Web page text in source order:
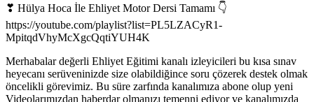
❣ Hülya Hoca İle Ehliyet Motor Dersi Tamamı 👇
https://youtube.com/playlist?list=PL5LZACyR1-
MpitqdVhyMcXgcQqtiYUH4K
Merhabalar değerli Ehliyet Eğitimi kanalı izleyicileri bu kısa sınav
heyecanı serüveninizde size olabildiğince soru çözerek destek olmak
öncelikli görevimiz. Bu süre zarfında kanalımıza abone olup yeni
Videolarımızdan haberdar olmanızı temenni ediyor ve kanalımızda